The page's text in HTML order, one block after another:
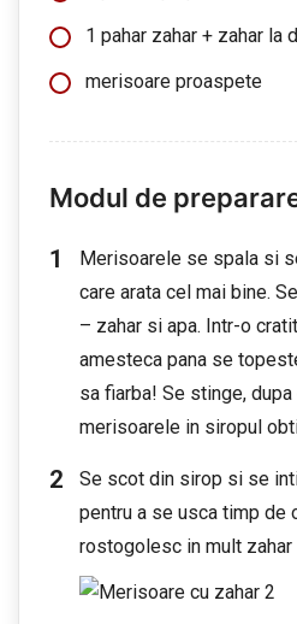
1 pahar zahar + zahar la
merisoare proaspete
Modul de
Merisoarele se spala si
care arata cel mai bine.
– zahar si apa. Intr-o
amesteca pana se
sa fiarba! Se stinge,
merisoarele in siropul
Se scot din sirop si se
pentru a se usca timp de
rostogolesc in mult